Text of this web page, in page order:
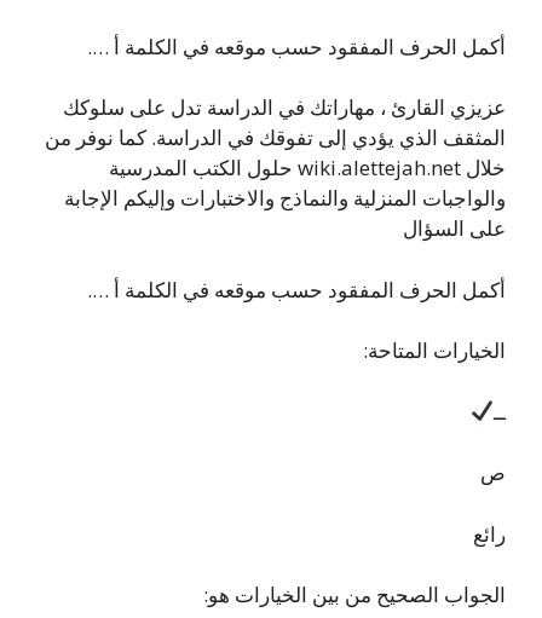
أكمل الحرف المفقود حسب موقعه في الكلمة أ ….
عزيزي القارئ ، مهاراتك في الدراسة تدل على سلوكك
المثقف الذي يؤدي إلى تفوقك في الدراسة. كما نوفر من
خلال wiki.alettejah.net حلول الكتب المدرسية
والواجبات المنزلية والنماذج والاختبارات وإليكم الإجابة
على السؤال
أكمل الحرف المفقود حسب موقعه في الكلمة أ ….
الخيارات المتاحة:
ــ
ص
رائع
الجواب الصحيح من بين الخيارات هو: